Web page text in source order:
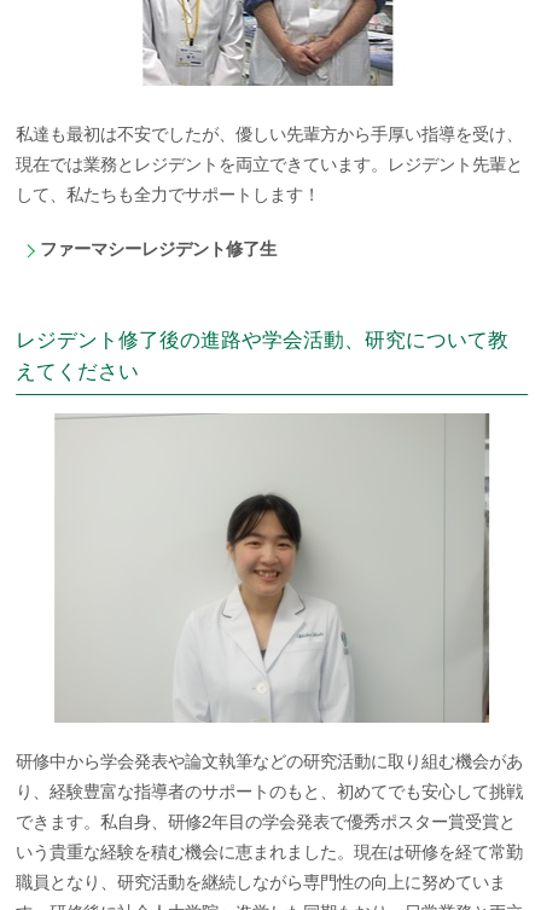
私達も最初は不安でしたが、優しい先輩方から手厚い指導を受け、
現在では業務とレジデントを両立できています。レジデント先輩と
して、私たちも全力でサポートします！
ファーマシーレジデント修了生
レジデント修了後の進路や学会活動、研究について教
えてください
研修中から学会発表や論文執筆などの研究活動に取り組む機会があ
り、経験豊富な指導者のサポートのもと、初めてでも安心して挑戦
できます。私自身、研修2年目の学会発表で優秀ポスター賞受賞と
いう貴重な経験を積む機会に恵まれました。現在は研修を経て常勤
職員となり、研究活動を継続しながら専門性の向上に努めていま